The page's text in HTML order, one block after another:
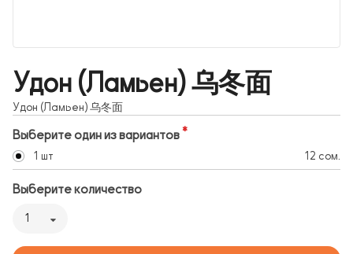
Удон (Ламьен) 乌冬面
Удон (Ламьен) 乌冬面
Выберите один из вариантов
1 шт 12 сом.
Выберите количество
1